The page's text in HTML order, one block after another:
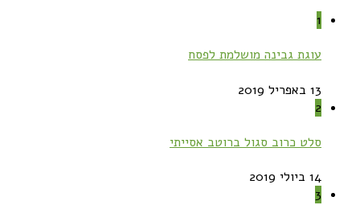
1
עוגת גבינה מושלמת לפסח
13 באפריל 2019
2
סלט כרוב סגול ברוטב אסייתי
14 ביולי 2019
3